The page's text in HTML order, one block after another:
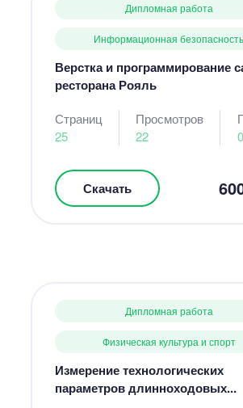
Дипломная работа
Информационная безопасность
Верстка и программирование
ресторана Рояль
Страниц
25
Просмотров
22
0
Скачать
Дипломная работа
Физическая культура и спорт
Измерение технологических
параметров длинноходовых...